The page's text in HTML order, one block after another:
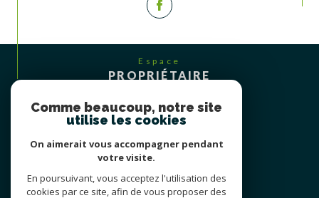
Espace
PROPRIÉTAIRE
Comme beaucoup, notre site
utilise les cookies
On aimerait vous accompagner pendant
votre visite.
En poursuivant, vous acceptez l'utilisation des
cookies par ce site, afin de vous proposer des